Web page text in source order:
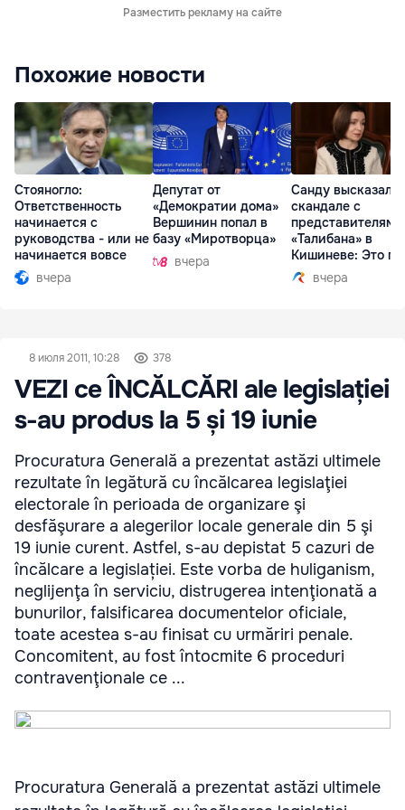
Разместить рекламу на сайте
Похожие новости
Стояногло:
Ответственность
начинается с
руководства - или не
начинается вовсе
вчера
Депутат от
«Демократии дома»
Вершинин попал в
базу «Миротворца»
вчера
Санду
скандале с
представителями
«Талибана» в
Кишиневе: Это
вчера
8 июля 2011, 10:28 378
VEZI ce ÎNCĂLCĂRI ale legislației
s-au produs la 5 și 19 iunie
Procuratura Generală a prezentat astăzi ultimele
rezultate în legătură cu încălcarea legislaţiei
electorale în perioada de organizare şi
desfăşurare a alegerilor locale generale din 5 şi
19 iunie curent. Astfel, s-au depistat 5 cazuri de
încălcare a legislației. Este vorba de huliganism,
neglijenţa în serviciu, distrugerea intenţionată a
bunurilor, falsificarea documentelor oficiale,
toate acestea s-au finisat cu urmăriri penale.
Concomitent, au fost întocmite 6 proceduri
contravenţionale ce ...
Procuratura Generală a prezentat astăzi ultimele